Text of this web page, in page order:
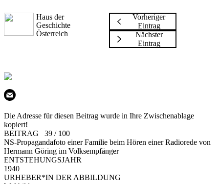
Haus der
Geschichte
Österreich
Vorheriger
Eintrag
Nächster
Eintrag
Die Adresse für diesen Beitrag wurde in Ihre Zwischenablage
kopiert!
BEITRAG 39 / 100
NS-Propagandafoto einer Familie beim Hören einer Radiorede von
Hermann Göring im Volksempfänger
ENTSTEHUNGSJAHR
1940
URHEBER*IN DER ABBILDUNG